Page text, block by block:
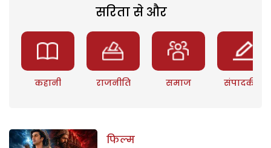
सरिता से और
कहानी राजनीति समाज संपादकीय
फिल्म